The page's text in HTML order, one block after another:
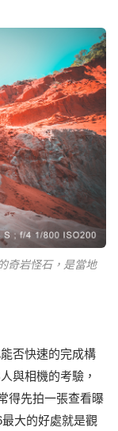
奇岩怪石，是當地
否快速的完成構
與相機的考驗，
得先拍一張查看曝
大的好處就是觀